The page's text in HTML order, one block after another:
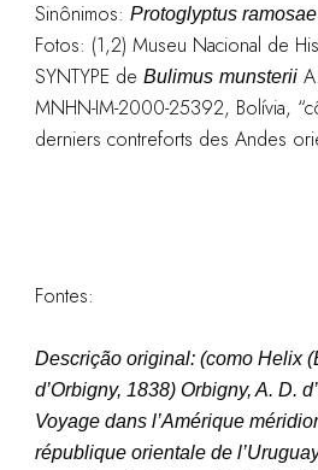
Sinônimos: Protoglyptus ramosae
Fotos: (1,2) Museu Nacional de
SYNTYPE de Bulimus munsterii
MNHN-IM-2000-25392, Bolívia,
derniers contreforts des Andes
Fontes:
Descrição original: (como Helix
d’Orbigny, 1838)Orbigny, A. D.
Voyage dans l’Amérique
république orientale de